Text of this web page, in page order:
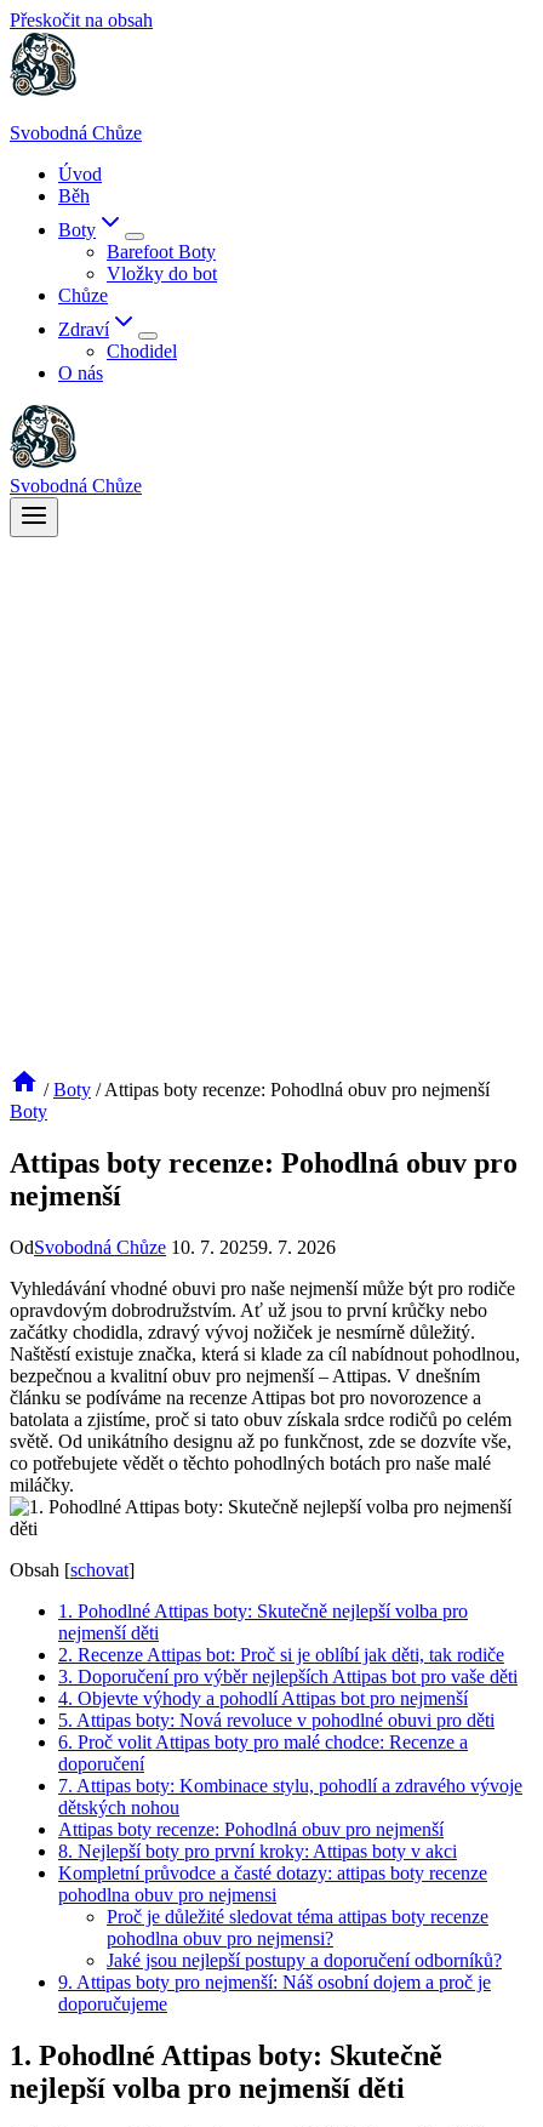
Přeskočit na obsah
Svobodná Chůze
Úvod
Běh
Boty
Barefoot Boty
Vložky do bot
Chůze
Zdraví
Chodidel
O nás
Svobodná Chůze
/ Boty / Attipas boty recenze: Pohodlná obuv pro nejmenší
Boty
Attipas boty recenze: Pohodlná obuv pro
nejmenší
OdSvobodná Chůze 10. 7. 20259. 7. 2026
Vyhledávání vhodné obuvi pro naše nejmenší může být pro rodiče
‌opravdovým dobrodružstvím. ⁢Ať už jsou to ⁢první ⁢krůčky nebo
začátky chodidla, zdravý vývoj nožiček je nesmírně důležitý.
Naštěstí existuje značka, která si klade za cíl nabídnout pohodlnou,
bezpečnou a kvalitní obuv ​pro nejmenší – Attipas. V dnešním
článku se podíváme na recenze Attipas bot⁣ pro novorozence a
batolata a zjistíme, proč si tato obuv získala srdce rodičů‌ po celém
světě. Od unikátního designu až po funkčnost, zde se dozvíte vše,
⁤co potřebujete vědět o těchto pohodlných botách pro naše malé ​
miláčky.
Obsah [schovat]
1. Pohodlné Attipas boty: Skutečně nejlepší volba pro
nejmenší děti
2. Recenze Attipas bot: Proč si je ​oblíbí jak děti, tak ‍rodiče
3. Doporučení pro výběr nejlepších Attipas bot pro vaše ⁢děti
4. Objevte výhody a pohodlí ⁣Attipas bot pro nejmenší
5. Attipas boty: Nová revoluce v ​pohodlné obuvi ⁤pro děti
6. Proč volit Attipas boty pro malé chodce: Recenze a
doporučení
7.‍ Attipas boty: Kombinace stylu, pohodlí a zdravého‌ vývoje
dětských nohou
Attipas boty‍ recenze: Pohodlná obuv pro ​nejmenší
8. Nejlepší boty pro první kroky: Attipas boty v akci
Kompletní průvodce a časté dotazy: attipas boty recenze
pohodlna obuv pro nejmensi
Proč je důležité sledovat téma attipas boty recenze
pohodlna obuv pro nejmensi?
Jaké jsou nejlepší postupy a doporučení odborníků?
9. Attipas boty pro nejmenší: Náš osobní dojem a proč je
doporučujeme
1. Pohodlné Attipas boty: Skutečně
nejlepší volba pro nejmenší děti